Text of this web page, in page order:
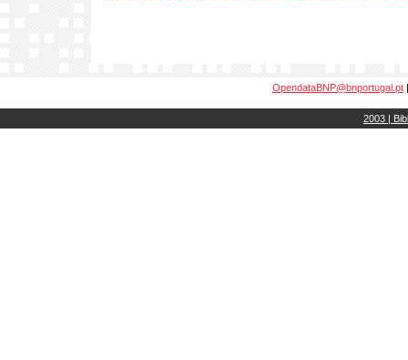
OpendataBNP@bnportugal.pt
2003 |